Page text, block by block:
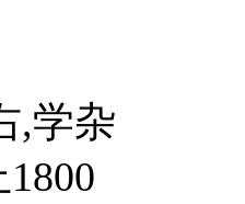
,学杂